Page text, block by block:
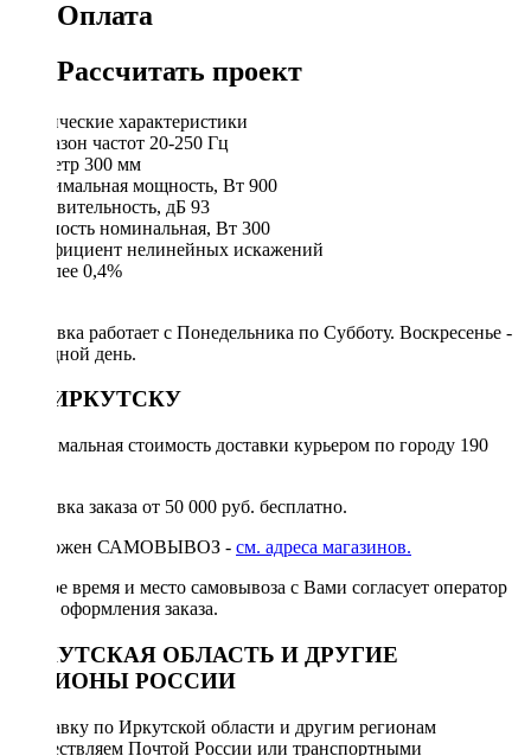
Оплата
Рассчитать проект
Технические характеристики
Диапазон частот 20-250 Гц
Диаметр 300 мм
Максимальная мощность, Вт 900
Чувствительность, дБ 93
Мощность номинальная, Вт 300
Коэффициент нелинейных искажений
не более 0,4%
Доставка работает с Понедельника по Субботу. Воскресенье -
выходной день.
ПО ИРКУТСКУ
Минимальная стоимость доставки курьером по городу 190
Доставка заказа от 50 000 руб. бесплатно.
Возможен САМОВЫВОЗ - см. адреса магазинов.
Точное время и место самовывоза с Вами согласует оператор
после оформления заказа.
ИРКУТСКАЯ ОБЛАСТЬ И ДРУГИЕ
РЕГИОНЫ РОССИИ
Отправку по Иркутской области и другим регионам
осуществляем Почтой России или транспортными